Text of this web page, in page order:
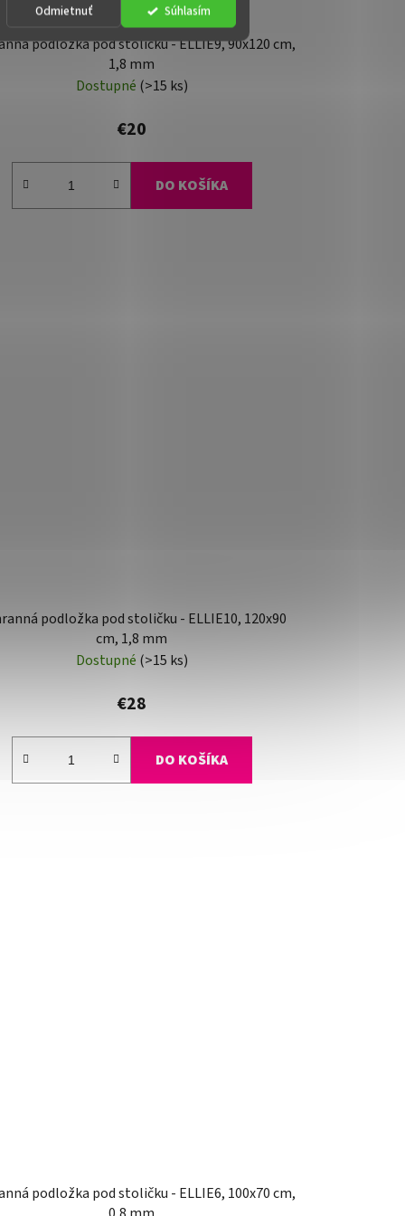
Odmietnuť Súhlasím
podložka pod stoličku - ELLIE9, 90x120 cm,
1,8 mm
Dostupné (>15 ks)
€20
DO KOŠÍKA
podložka pod stoličku - ELLIE10, 120x90
cm, 1,8 mm
Dostupné (>15 ks)
€28
DO KOŠÍKA
podložka pod stoličku - ELLIE6, 100x70 cm,